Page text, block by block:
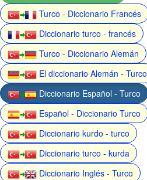
Turco - Diccionario Francés
Diccionario turco - francés
Turco - Diccionario Alemán
El diccionario Alemán - Turco
Diccionario Español - Turco
Español - Diccionario Turco
Diccionario kurdo - turco
Diccionario turco - kurda
Diccionario Inglés - Turco